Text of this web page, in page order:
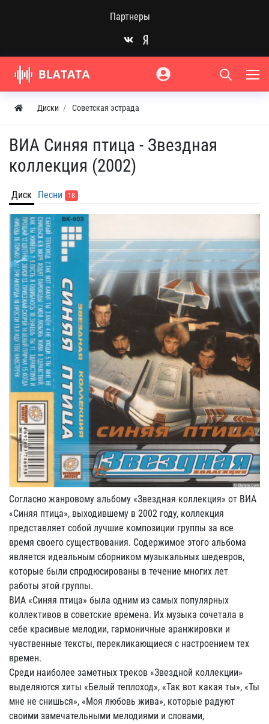
Партнеры
Диски Советская эстрада
ВИА Синяя птица - Звездная
коллекция (2002)
Диск Песни 18
Согласно жанровому альбому «Звездная коллекция» от ВИА
«Синяя птица», выходившему в 2002 году, коллекция
представляет собой лучшие композиции группы за все
время своего существования. Содержимое этого альбома
является идеальным сборником музыкальных шедевров,
которые были спродюсированы в течение многих лет
работы этой группы.
ВИА «Синяя птица» была одним из самых популярных
коллективов в советские времена. Их музыка сочетала в
себе красивые мелодии, гармоничные аранжировки и
чувственные тексты, перекликающиеся с настроением тех
времен.
Среди наиболее заметных треков «Звездной коллекции»
выделяются хиты «Белый теплоход», «Так вот какая ты», «Ты
мне не снишься», «Моя любовь жива», которые радуют
своими замечательными мелодиями и словами,